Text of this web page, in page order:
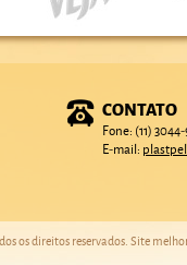
CONTATO
Fone: (11)
E-mail:
os direitos reservados. Site